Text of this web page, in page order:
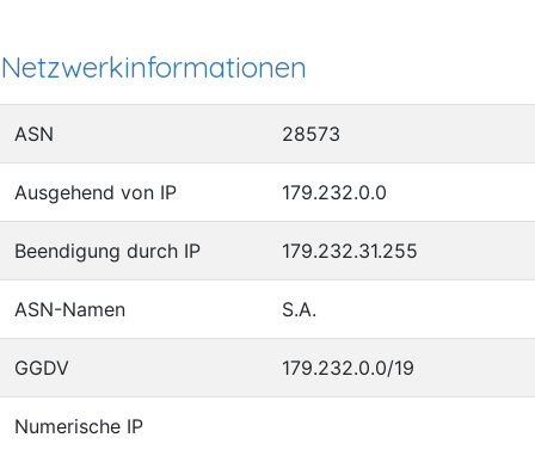
Netzwerkinformationen
ASN 28573
Ausgehend von IP 179.232.0.0
Beendigung durch IP 179.232.31.255
ASN-Namen S.A.
GGDV 179.232.0.0/19
Numerische IP